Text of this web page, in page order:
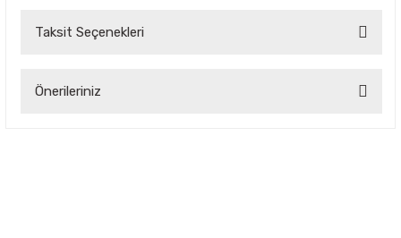
Taksit Seçenekleri
Önerileriniz